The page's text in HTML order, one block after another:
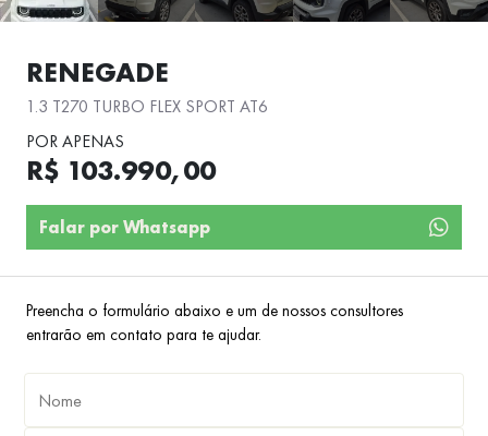
RENEGADE
1.3 T270 TURBO FLEX SPORT AT6
POR APENAS
R$ 103.990,00
Falar por Whatsapp
Preencha o formulário abaixo e um de nossos consultores
entrarão em contato para te ajudar.